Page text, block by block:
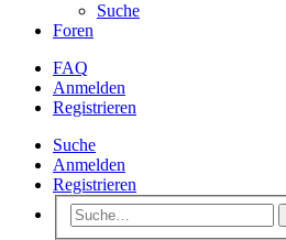
Suche
Foren
FAQ
Anmelden
Registrieren
Suche
Anmelden
Registrieren